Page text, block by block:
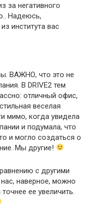
за негативного
Надеюсь,
института вас
ВАЖНО, что это не
В DRIVE2 тем
отличный офис,
веселая
мимо, когда увидела
и подумала, что
и могло создаться о
Мы другие!
с другими
наверное, можно
ее увеличить.